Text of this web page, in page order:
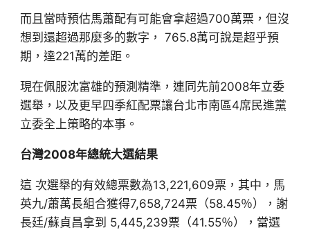
而且當時預估馬蕭配有可能會拿超過700萬票，但沒
想到還超過那麼多的數字， 765.8萬可說是超乎預
期，達221萬的差距。
現在佩服沈富雄的預測精準，連同先前2008年立委
選舉，以及更早四季紅配票讓台北市南區4席民進黨
立委全上策略的本事。
台灣2008年總統大選結果
這 次選舉的有效總票數為13,221,609票，其中，馬
英九/蕭萬長組合獲得7,658,724票（58.45％），謝
長廷/蘇貞昌拿到 5,445,239票（41.55％），當選